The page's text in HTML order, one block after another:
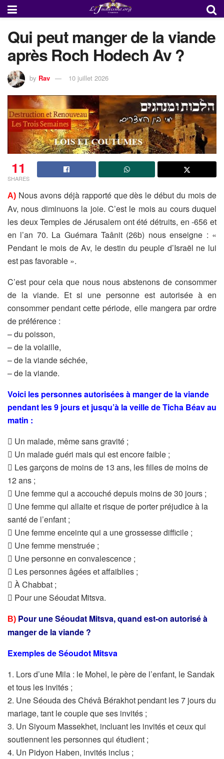
Qui peut manger de la viande
après Roch Hodech Av ?
by Rav 10 juillet 2026
11
SHARES
A) Nous avons déjà rapporté que dès le début du mois de
Av, nous diminuons la joie. C’est le mois au cours duquel
les deux Temples de Jérusalem ont été détruits, en -656 et
en l’an 70. La Guémara Taânit (26b) nous enseigne : «
Pendant le mois de Av, le destin du peuple d’Israël ne lui
est pas favorable ».
C’est pour cela que nous nous abstenons de consommer
de la viande. Et si une personne est autorisée à en
consommer pendant cette période, elle mangera par ordre
de préférence :
– du poisson,
– de la volaille,
– de la viande séchée,
– de la viande.
Voici les personnes autorisées à manger de la viande
pendant les 9 jours et jusqu’à la veille de Ticha Béav au
matin :
 Un malade, même sans gravité ;
 Un malade guéri mais qui est encore faible ;
 Les garçons de moins de 13 ans, les filles de moins de
12 ans ;
 Une femme qui a accouché depuis moins de 30 jours ;
 Une femme qui allaite et risque de porter préjudice à la
santéde l’enfant ;
 Une femme enceinte qui a une grossesse difficile ;
 Une femme menstruée ;
 Une personne en convalescence ;
 Les personnes âgées et affaiblies ;
 À Chabbat ;
 Pour une Séoudat Mitsva.
B) Pour une Séoudat Mitsva, quand est-on autorisé à
manger de la viande ?
Exemples de Séoudot Mitsva
1. Lors d’une Mila : le Mohel, le père de l’enfant, le Sandak
et tous les invités ;
2. Une Séouda des Chévâ Bérakhot pendant les 7 jours du
mariage, tant le couple que ses invités ;
3. Un Siyoum Massekhet, incluant les invités et ceux qui
soutiennent les personnes qui étudient ;
4. Un Pidyon Haben, invités inclus ;